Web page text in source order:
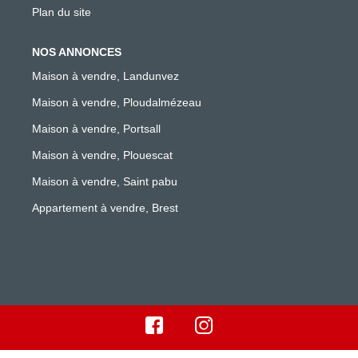
Plan du site
NOS ANNONCES
Maison à vendre, Landunvez
Maison à vendre, Ploudalmézeau
Maison à vendre, Portsall
Maison à vendre, Plouescat
Maison à vendre, Saint pabu
Appartement à vendre, Brest